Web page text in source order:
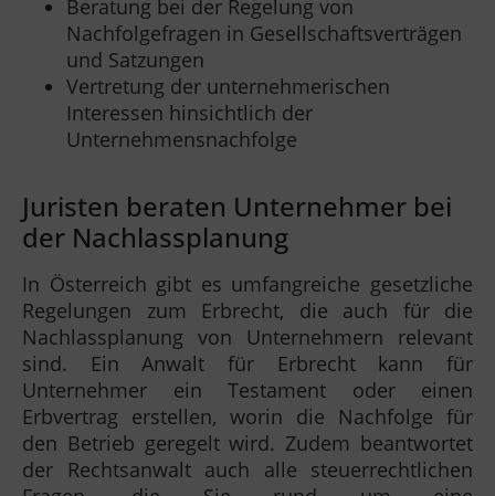
Beratung bei der Regelung von
Nachfolgefragen in Gesellschaftsverträgen
und Satzungen
Vertretung der unternehmerischen
Interessen hinsichtlich der
Unternehmensnachfolge
Juristen beraten Unternehmer bei
der Nachlassplanung
In Österreich gibt es umfangreiche gesetzliche
Regelungen zum Erbrecht, die auch für die
Nachlassplanung von Unternehmern relevant
sind. Ein Anwalt für Erbrecht kann für
Unternehmer ein Testament oder einen
Erbvertrag erstellen, worin die Nachfolge für
den Betrieb geregelt wird. Zudem beantwortet
der Rechtsanwalt auch alle steuerrechtlichen